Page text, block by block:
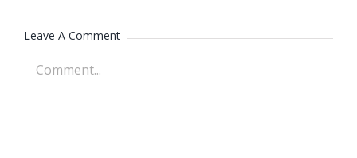
Leave A Comment
Comment